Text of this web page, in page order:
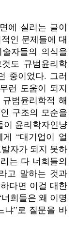
에 실리는 글이
인 문제들에 대
자들의 의식을
도 규범윤리학
중이었다. 그러
런 도움이 되지
범윤리학적 해
구조의 모순을
이 윤리학자인냥
“대기업이 얼
자가 되지 못하
는 다 너희들의
고 말하는 것과
다면 이걸 대한
희들은 왜 이명
냐”로 질문을 바